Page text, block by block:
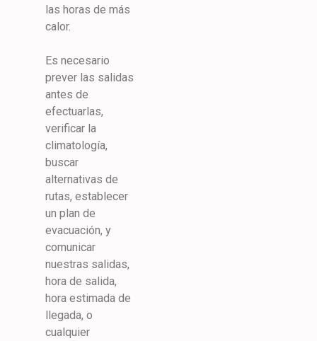
las horas de más
calor.
Es necesario
prever las salidas
antes de
efectuarlas,
verificar la
climatología,
buscar
alternativas de
rutas, establecer
un plan de
evacuación, y
comunicar
nuestras salidas,
hora de salida,
hora estimada de
llegada, o
cualquier